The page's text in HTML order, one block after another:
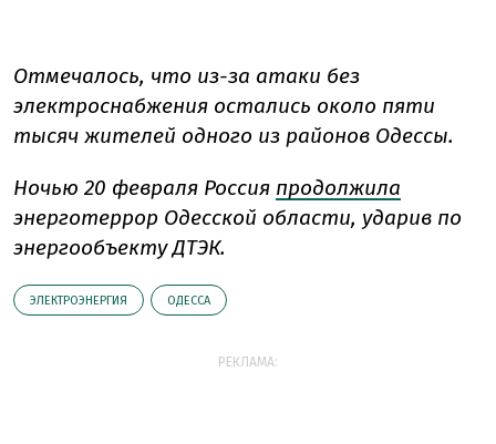
Отмечалось, что из-за атаки без
электроснабжения остались около пяти
тысяч жителей одного из районов Одессы.
Ночью 20 февраля Россия продолжила
энерготеррор Одесской области, ударив по
энергообъекту ДТЭК.
ЭЛЕКТРОЭНЕРГИЯ ОДЕССА
РЕКЛАМА: